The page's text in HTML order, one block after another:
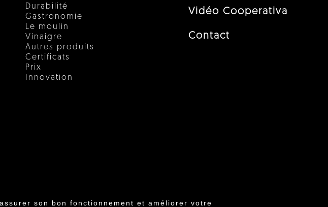
son bon fonctionnement et améliorer votre
Durabilité
Gastronomie
Le moulin
Vinaigre
Autres produits
Certificats
Prix
Innovation
Vidéo Cooperativa
Contact